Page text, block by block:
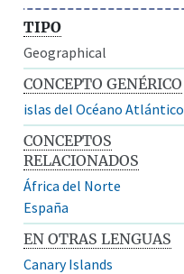
TIPO
Geographical
CONCEPTO GENÉRICO
islas del Océano Atlántico
CONCEPTOS
RELACIONADOS
África del Norte
España
EN OTRAS LENGUAS
Canary Islands